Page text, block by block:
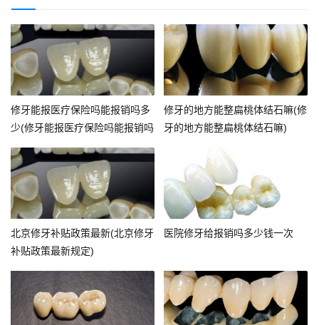
修牙能报医疗保险吗能报销吗多
少(修牙能报医疗保险吗能报销吗
修牙的地方能整扁桃体结石嘛(修
牙的地方能整扁桃体结石嘛)
北京修牙补贴政策最新(北京修牙
补贴政策最新规定)
医院修牙给报销吗多少钱一次